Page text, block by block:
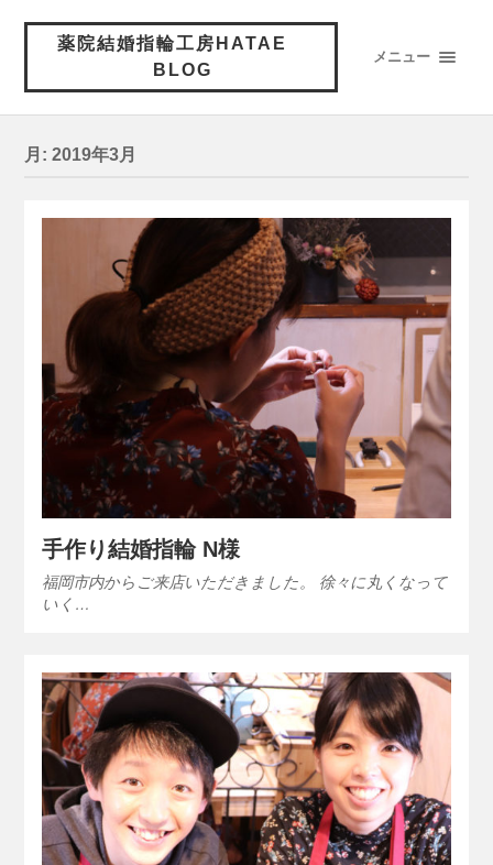
薬院結婚指輪工房HATAE
BLOG
メニュー
月:2019年3月
手作り結婚指輪 N様
福岡市内からご来店いただきました。 徐々に丸くなって
いく…